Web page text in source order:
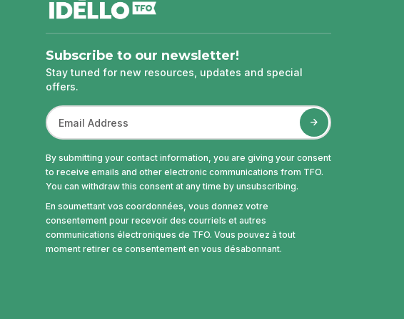
Subscribe to our newsletter!
Stay tuned for new resources, updates and special
offers.
By submitting your contact information, you are giving your consent
to receive emails and other electronic communications from TFO.
You can withdraw this consent at any time by unsubscribing.
En soumettant vos coordonnées, vous donnez votre
consentement pour recevoir des courriels et autres
communications électroniques de TFO. Vous pouvez à tout
moment retirer ce consentement en vous désabonnant.